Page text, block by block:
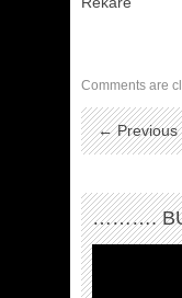
Comments are
← Previous
……….